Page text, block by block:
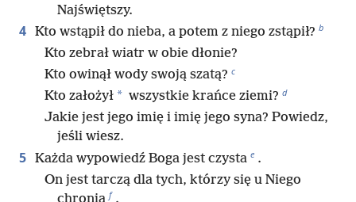
Najświętszy.
4 Kto wstąpił do nieba, a potem z niego zstąpił? b
Kto zebrał wiatr w obie dłonie?
Kto owinął wody swoją szatą? c
Kto założył * wszystkie krańce ziemi? d
Jakie jest jego imię i imię jego syna? Powiedz,
jeśli wiesz.
5 Każda wypowiedź Boga jest czysta e .
On jest tarczą dla tych, którzy się u Niego
f